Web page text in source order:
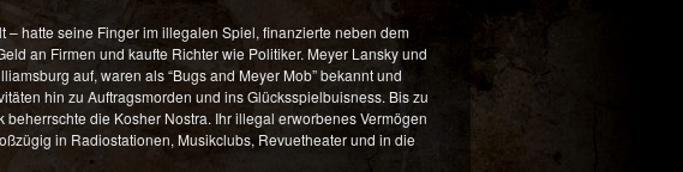
hatte seine Finger im illegalen Spiel, finanzierte neben dem
an Firmen und kaufte Richter wie Politiker. Meyer Lansky und
auf, waren als “Bugs and Meyer Mob” bekannt und
hin zu Auftragsmorden und ins Glücksspielbuisness. Bis zu
die Kosher Nostra. Ihr illegal erworbenes Vermögen
in Radiostationen, Musikclubs, Revuetheater und in die